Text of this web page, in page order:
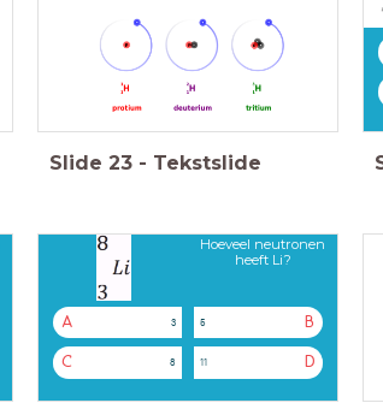
Slide 23 - Tekstslide
Hoeveel neutronen
heeft Li?
A 3 B
5
C 8 D
11